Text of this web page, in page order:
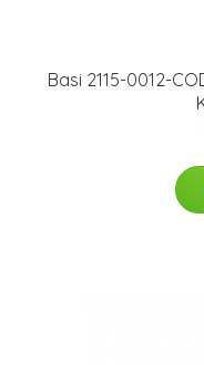
Basi 2115-0012-